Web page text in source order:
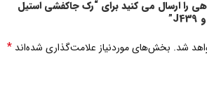
را ارسال می کنید برای “رک جاکفشی استیل
شد. بخش‌های موردنیاز علامت‌گذاری شده‌اند *